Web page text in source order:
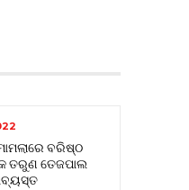
ବରିଷ୍ଠ
ତରୁଣ ତେଜପାଲ